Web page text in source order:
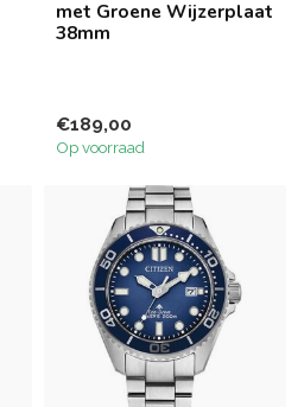
met Groene Wijzerplaat
38mm
€189,00
Op voorraad